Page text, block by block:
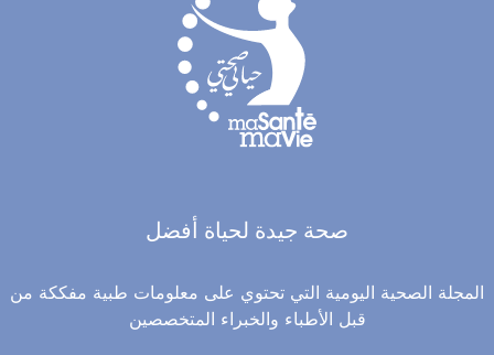
صحة جيدة لحياة أفضل
المجلة الصحية اليومية التي تحتوي على معلومات طبية مفككة من
قبل الأطباء والخبراء المتخصصين